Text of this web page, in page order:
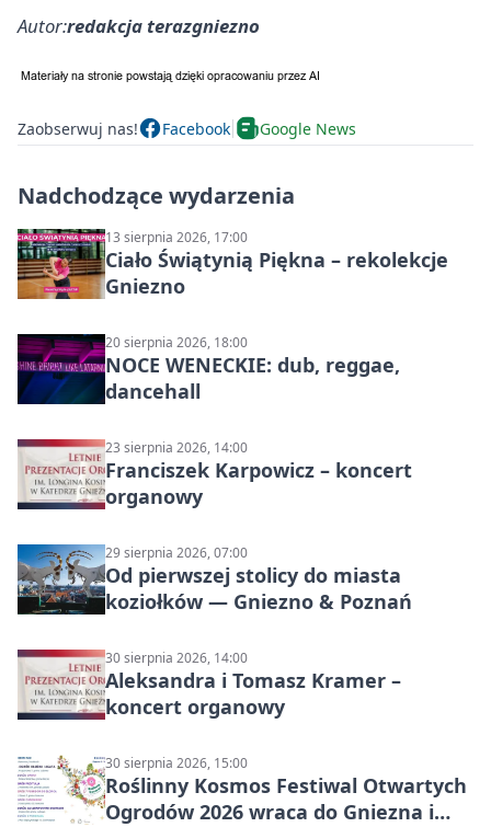
Autor:redakcja terazgniezno
Zaobserwuj nas! Facebook Google News
Nadchodzące wydarzenia
13 sierpnia 2026, 17:00
Ciało Świątynią Piękna – rekolekcje
Gniezno
20 sierpnia 2026, 18:00
NOCE WENECKIE: dub, reggae,
dancehall
23 sierpnia 2026, 14:00
Franciszek Karpowicz – koncert
organowy
29 sierpnia 2026, 07:00
Od pierwszej stolicy do miasta
koziołków — Gniezno & Poznań
30 sierpnia 2026, 14:00
Aleksandra i Tomasz Kramer –
koncert organowy
30 sierpnia 2026, 15:00
Roślinny Kosmos Festiwal Otwartych
Ogrodów 2026 wraca do Gniezna i